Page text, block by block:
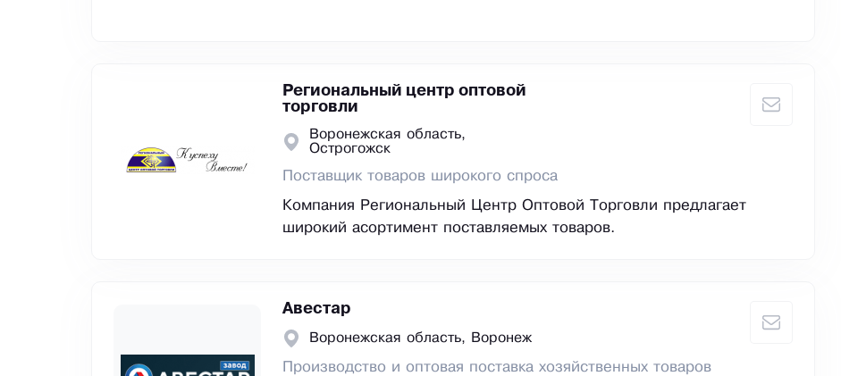
Региональный центр оптовой
торговли
Воронежская область,
Острогожск
Поставщик товаров широкого спроса
Компания Региональный Центр Оптовой Торговли предлагает
широкий асортимент поставляемых товаров.
Авестар
Воронежская область, Воронеж
Производство и оптовая поставка хозяйственных товаров